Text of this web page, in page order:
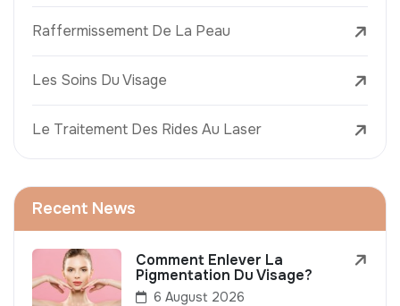
Raffermissement De La Peau
Les Soins Du Visage
Le Traitement Des Rides Au Laser
Recent News
Comment Enlever La
Pigmentation Du Visage?
6 August 2026